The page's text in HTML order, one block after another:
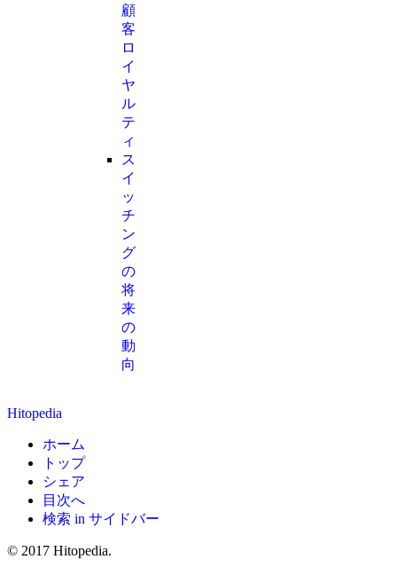
顧
客
ロ
イ
ヤ
ル
テ
ィ
ス
イ
ッ
チ
ン
グ
の
将
来
の
動
向
Hitopedia
ホーム
トップ
シェア
目次へ
検索 in サイドバー
© 2017 Hitopedia.